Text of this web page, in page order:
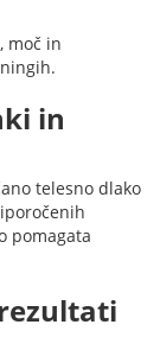
moč in
in
telesno dlako
pomagata